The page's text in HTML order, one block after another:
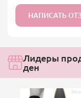
НАПИСАТЬ
Лидеры
ден